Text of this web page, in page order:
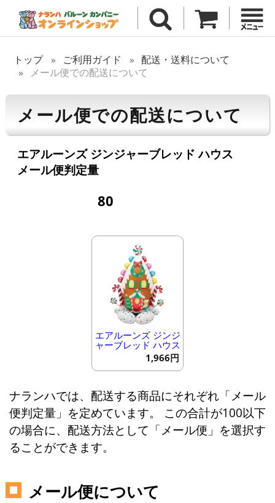
トップ ご利用ガイド
配送・送料について
メール便での配送について
メール便での配送について
エアルーンズ ジンジャーブレッド ハウス
メール便判定量
80
エアルーンズ ジンジ
ャーブレッド ハウス
1,966円
ナランハでは、配送する商品にそれぞれ「メール
便判定量」を定めています。 この合計が100以下
の場合に、配送方法として「メール便」を選択す
ることができます。
メール便について